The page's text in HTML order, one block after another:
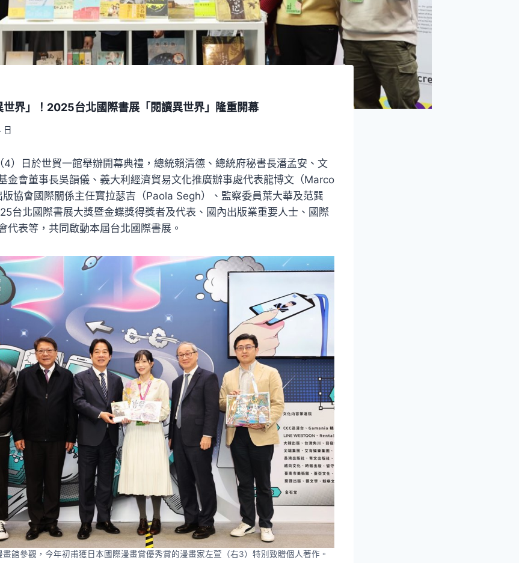
世界」！2025台北國際書展「閱讀異世界」隆重開幕
日
4）日於世貿一館舉辦開幕典禮，總統賴清德、總統府秘書長潘孟安、文
金會董事長吳韻儀、義大利經濟貿易文化推廣辦事處代表龍博文（Marco
協會國際關係主任寶拉瑟吉（Paola Segh）、監察委員葉大華及范巽
台北國際書展大獎暨金蝶獎得獎者及代表、國內出版業重要人士、國際
代表等，共同啟動本屆台北國際書展。
館參觀，今年初甫獲日本國際漫畫賞優秀賞的漫畫家左萱（右3）特別致贈個人著作。